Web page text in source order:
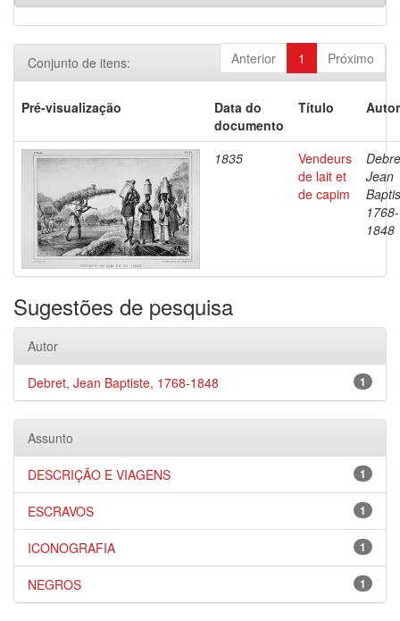
Anterior 1 Próximo
Conjunto de itens:
Pré-visualização
Data do
documento
Título
1835
Vendeurs
de lait et
de capim
Jean
1768-
1848
Sugestões de pesquisa
Autor
1
Debret, Jean Baptiste, 1768-1848
Assunto
1
DESCRIÇÃO E VIAGENS
1
ESCRAVOS
1
ICONOGRAFIA
1
NEGROS